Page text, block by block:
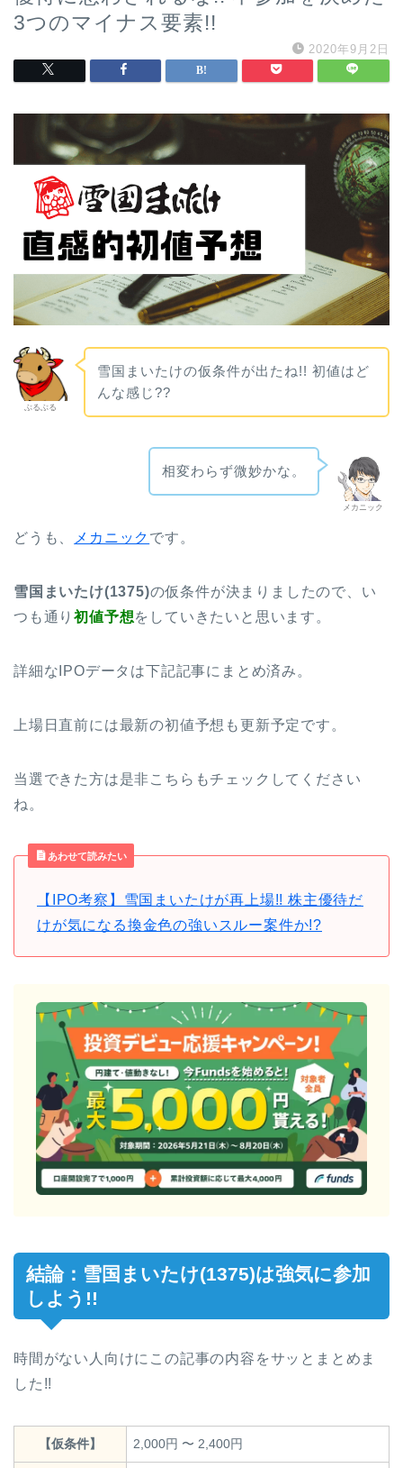
3つのマイナス要素!!
2020年9月2日
ぶるぶる
雪国まいたけの仮条件が出たね!! 初値はど
んな感じ??
メカニック
相変わらず微妙かな。
どうも、 メカニック です。
雪国まいたけ(1375)の仮条件が決まりましたので、い
つも通り初値予想をしていきたいと思います。
詳細なIPOデータは下記記事にまとめ済み。
上場日直前には最新の初値予想も更新予定です。
当選できた方は是非こちらもチェックしてください
ね。
あわせて読みたい
【IPO考察】雪国まいたけが再上場!! 株主優待だ
けが気になる換金色の強いスルー案件か!?
結論：雪国まいたけ(1375)は強気に参加
しよう!!
時間がない人向けにこの記事の内容をサッとまとめま
した!!
【仮条件】 2,000円 〜 2,400円